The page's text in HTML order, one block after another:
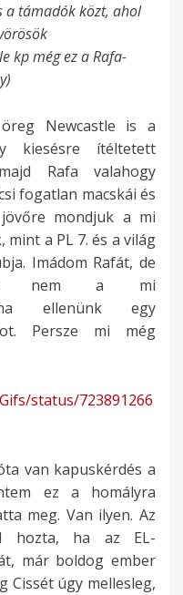
a támadók közt, ahol
kp még ez a Rafa-
Newcastle is a
kiesésre ítéltetett
Rafa valahogy
fogatlan macskái és
mondjuk a mi
a PL 7. és a világ
Imádom Rafát, de
nem a mi
ellenünk egy
Persze mi még
status/723891266
van kapuskérdés a
ez a homályra
meg. Van ilyen. Az
hozta, ha az EL-
már boldog ember
Cissét úgy mellesleg,